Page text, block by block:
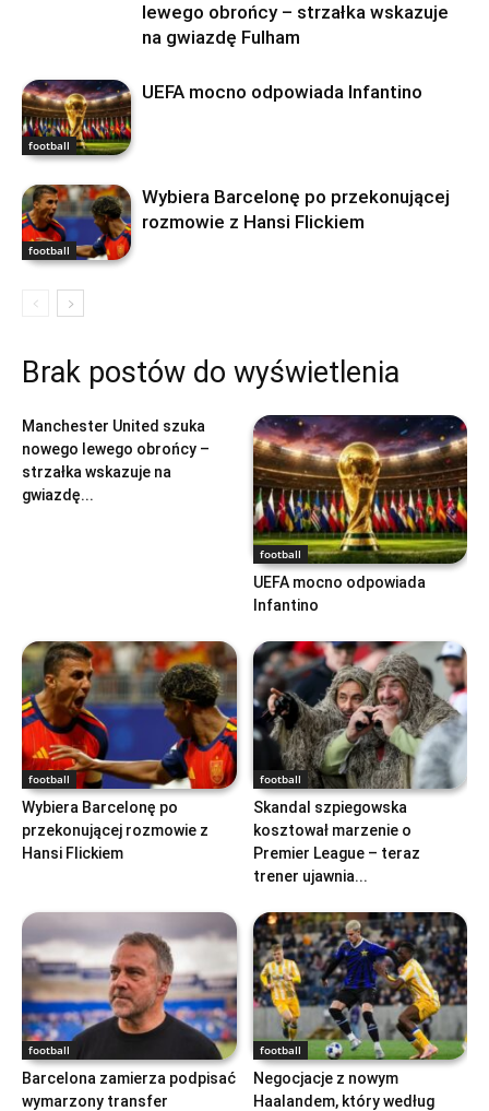
lewego obrońcy – strzałka wskazuje
na gwiazdę Fulham
football
UEFA mocno odpowiada Infantino
football
Wybiera Barcelonę po przekonującej
rozmowie z Hansi Flickiem
Brak postów do wyświetlenia
Manchester United szuka
nowego lewego obrońcy –
strzałka wskazuje na
gwiazdę...
football
UEFA mocno odpowiada
Infantino
football
Wybiera Barcelonę po
przekonującej rozmowie z
Hansi Flickiem
football
Skandal szpiegowska
kosztował marzenie o
Premier League – teraz
trener ujawnia...
football
Barcelona zamierza podpisać
wymarzony transfer
football
Negocjacje z nowym
Haalandem, który według